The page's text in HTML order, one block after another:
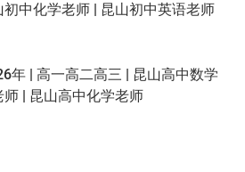
中化学老师 | 昆山初中英语老师
年 | 高一高二高三 | 昆山高中数学
| 昆山高中化学老师